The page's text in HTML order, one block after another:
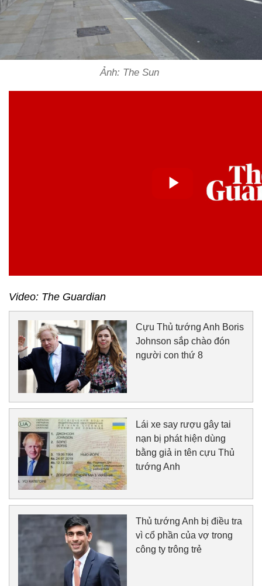
Ảnh: The Sun
Video: The Guardian
Cựu Thủ tướng Anh Boris
Johnson sắp chào đón
người con thứ 8
Lái xe say rượu gây tai
nạn bị phát hiện dùng
bằng giả in tên cựu Thủ
tướng Anh
Thủ tướng Anh bị điều tra
vì cổ phần của vợ trong
công ty trông trẻ